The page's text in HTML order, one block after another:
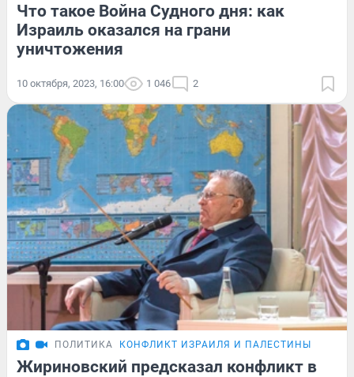
Что такое Война Судного дня: как
Израиль оказался на грани
уничтожения
10 октября, 2023, 16:00 1 046 2
ПОЛИТИКА КОНФЛИКТ ИЗРАИЛЯ И ПАЛЕСТИНЫ
Жириновский предсказал конфликт в